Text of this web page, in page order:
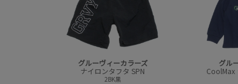
グルーヴィーカラーズ
ナイロンタフタ SPN
2BK黒
グル